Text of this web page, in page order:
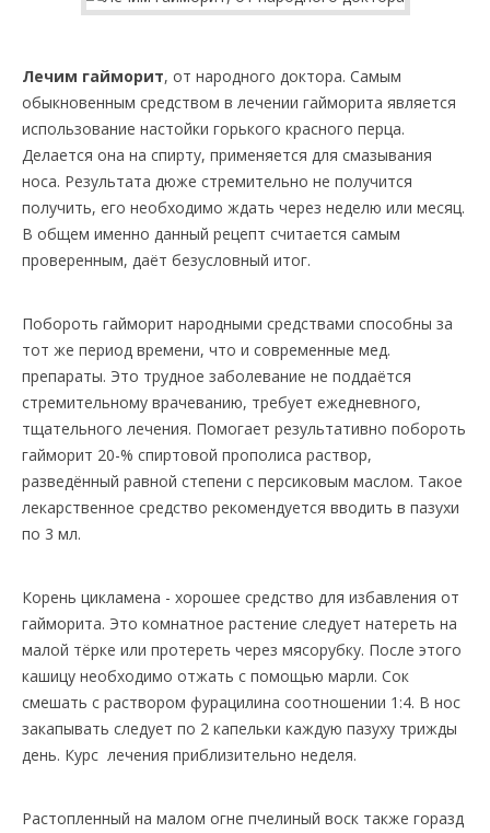
Лечим гайморит, от народного доктора. Самым
обыкновенным средством в лечении гайморита является
использование настойки горького красного перца.
Делается она на спирту, применяется для смазывания
носа. Результата дюже стремительно не получится
получить, его необходимо ждать через неделю или месяц.
В общем именно данный рецепт считается самым
проверенным, даёт безусловный итог.
Побороть гайморит народными средствами способны за
тот же период времени, что и современные мед.
препараты. Это трудное заболевание не поддаётся
стремительному врачеванию, требует ежедневного,
тщательного лечения. Помогает результативно побороть
гайморит 20-% спиртовой прополиса раствор,
разведённый равной степени с персиковым маслом. Такое
лекарственное средство рекомендуется вводить в пазухи
по 3 мл.
Корень цикламена - хорошее средство для избавления от
гайморита. Это комнатное растение следует натереть на
малой тёрке или протереть через мясорубку. После этого
кашицу необходимо отжать с помощью марли. Сок
смешать с раствором фурацилина соотношении 1:4. В нос
закапывать следует по 2 капельки каждую пазуху трижды
день. Курс лечения приблизительно неделя.
Растопленный на малом огне пчелиный воск также горазд